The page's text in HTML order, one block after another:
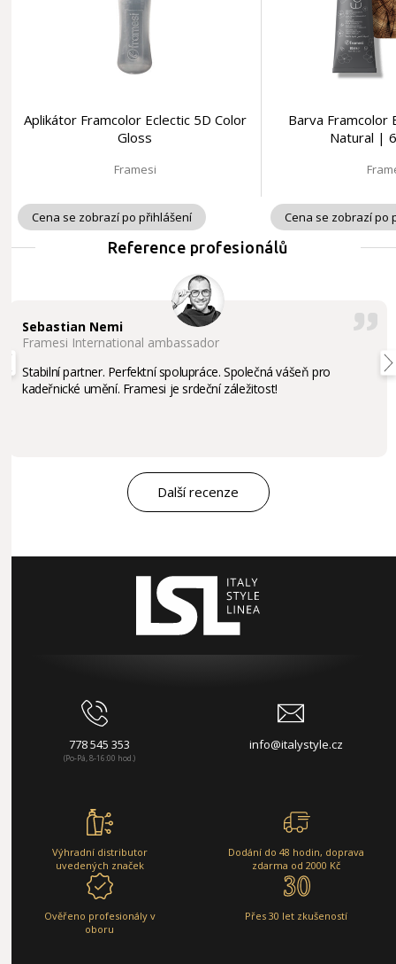
Aplikátor Framcolor Eclectic 5D Color
Gloss
Framesi
Cena se zobrazí po přihlášení
Barva Framcolor
Natural |
Cena se zobrazí po
Reference profesionálů
Sebastian Nemi
Framesi International ambassador
Stabilní partner. Perfektní spolupráce. Společná vášeň pro
kadeřnické umění. Framesi je srdeční záležitost!
Další recenze
778 545 353
(Po-Pá, 8-16:00 hod.)
info@italystyle.cz
Výhradní distributor
uvedených značek
Dodání do 48 hodin, doprava
zdarma od 2000 Kč
Ověřeno profesionály v
oboru
Přes 30 let zkušeností